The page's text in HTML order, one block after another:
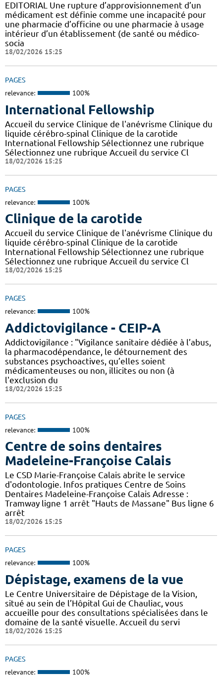
EDITORIAL Une rupture d’approvisionnement d’un
médicament est définie comme une incapacité pour
une pharmacie d’officine ou une pharmacie à usage
intérieur d’un établissement (de santé ou médico-
socia
18/02/2026 15:25
PAGES
relevance: 100%
International Fellowship
Accueil du service Clinique de l'anévrisme Clinique du
liquide cérébro-spinal Clinique de la carotide
International Fellowship Sélectionnez une rubrique
Sélectionnez une rubrique Accueil du service Cl
18/02/2026 15:25
PAGES
relevance: 100%
Clinique de la carotide
Accueil du service Clinique de l'anévrisme Clinique du
liquide cérébro-spinal Clinique de la carotide
International Fellowship Sélectionnez une rubrique
Sélectionnez une rubrique Accueil du service Cl
18/02/2026 15:25
PAGES
relevance: 100%
Addictovigilance - CEIP-A
Addictovigilance : "Vigilance sanitaire dédiée à l’abus,
la pharmacodépendance, le détournement des
substances psychoactives, qu’elles soient
médicamenteuses ou non, illicites ou non (à
l'exclusion du
18/02/2026 15:25
PAGES
relevance: 100%
Centre de soins dentaires
Madeleine-Françoise Calais
Le CSD Marie-Françoise Calais abrite le service
d'odontologie. Infos pratiques Centre de Soins
Dentaires Madeleine-Françoise Calais Adresse :
Tramway ligne 1 arrêt "Hauts de Massane" Bus ligne 6
arrêt
18/02/2026 15:25
PAGES
relevance: 100%
Dépistage, examens de la vue
Le Centre Universitaire de Dépistage de la Vision,
situé au sein de l’Hôpital Gui de Chauliac, vous
accueille pour des consultations spécialisées dans le
domaine de la santé visuelle. Accueil du servi
18/02/2026 15:25
PAGES
relevance: 100%